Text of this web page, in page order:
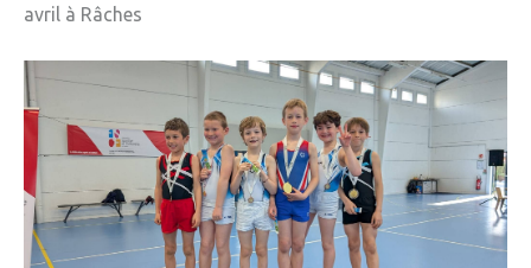
avril à Râches